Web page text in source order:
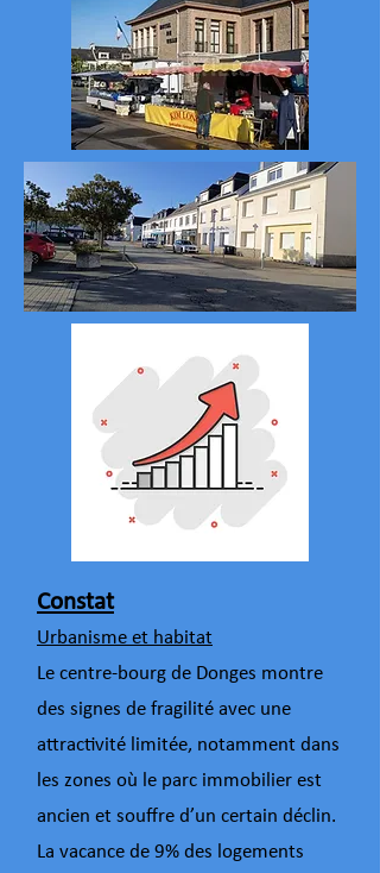
Constat
Urbanisme et habitat
Le centre-bourg de Donges montre
des signes de fragilité avec une
attractivité limitée, notamment dans
les zones où le parc immobilier est
ancien et souffre d’un certain déclin.
La vacance de 9% des logements